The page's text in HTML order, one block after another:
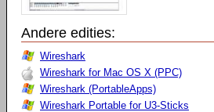
Andere edities:
Wireshark
Wireshark for Mac OS X (PPC)
Wireshark (PortableApps)
Wireshark Portable for U3-Sticks